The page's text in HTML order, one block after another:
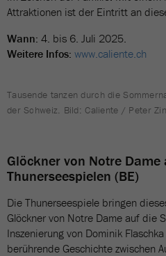
Attraktionen ist der Eintritt an
Wann: 4. bis 6. Juli 2025.
Weitere Infos: www.caliente.ch
Tausende tanzen durch die
der Schweiz. Bild: Caliente / Peter
Glöckner von Notre Dame
Thunerseespielen (BE)
Die Thunerseespiele bringen
Glöckner von Notre Dame auf die
Inszenierung von Dominik
berührende Geschichte zwischen